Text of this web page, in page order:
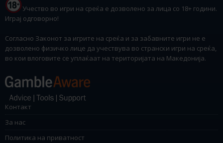
Учество во игри на среќа е дозволено за лица со 18+ години.
Играј одговорно!
Согласно Законот за игрите на среќа и за забавните игри не е
дозволено физичко лице да учествува во странски игри на среќа,
во кои влоговите се уплаќаат на територијата на Македонија.
Контакт
За нас
Политика на приватност